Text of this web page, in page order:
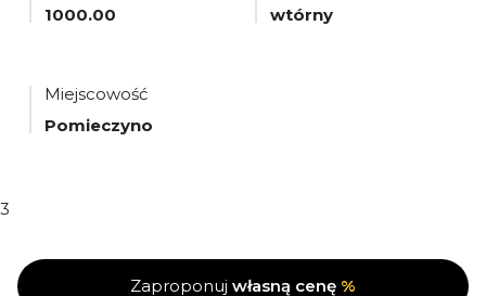
1000.00
wtórny
Miejscowość
Pomieczyno
3
Zaproponuj własną cenę %